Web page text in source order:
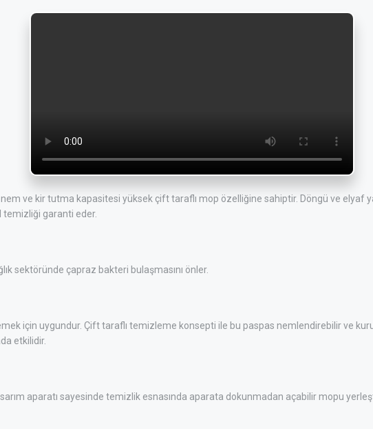
nem ve kir tutma kapasitesi yüksek çift taraflı mop özelliğine sahiptir. Döngü ve elyaf
temizliği garanti eder.
sektöründe çapraz bakteri bulaşmasını önler.
için uygundur. Çift taraflı temizleme konsepti ile bu paspas nemlendirebilir ve
etkilidir.
aparatı sayesinde temizlik esnasında aparata dokunmadan açabilir mopu